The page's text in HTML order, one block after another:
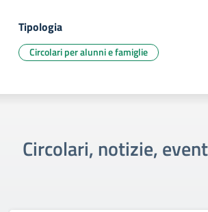
Tipologia
Circolari per alunni e famiglie
Circolari, notizie,